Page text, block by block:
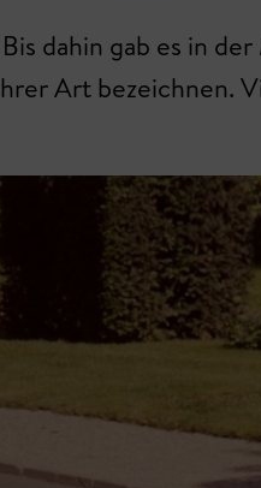
dahin gab es in
Art